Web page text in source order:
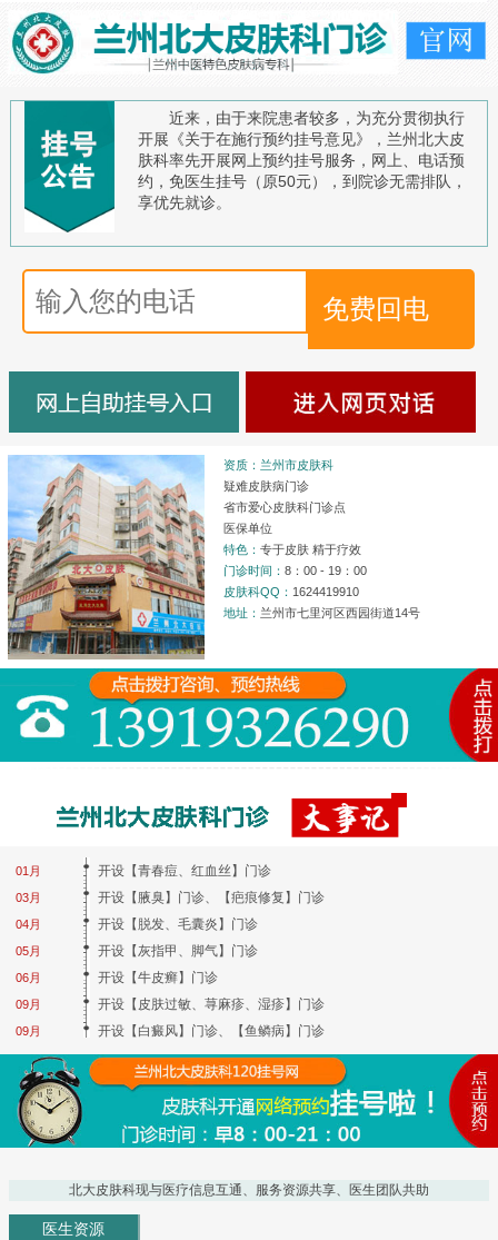
近来，由于来院患者较多，为充分贯彻执行
开展《关于在施行预约挂号意见》，兰州北大皮
肤科率先开展网上预约挂号服务，网上、电话预
约，免医生挂号（原50元），到院诊无需排队，
享优先就诊。
资质：兰州市皮肤科
疑难皮肤病门诊
省市爱心皮肤科门诊点
医保单位
特色：专于皮肤 精于疗效
门诊时间：8：00 - 19：00
皮肤科QQ： 1624419910
地址： 兰州市七里河区西园街道14号
01月
03月
04月
05月
06月
09月
09月
开设【青春痘、红血丝】门诊
开设【腋臭】门诊、【疤痕修复】门诊
开设【脱发、毛囊炎】门诊
开设【灰指甲、脚气】门诊
开设【牛皮癣】门诊
开设【皮肤过敏、荨麻疹、湿疹】门诊
开设【白癜风】门诊、【鱼鳞病】门诊
北大皮肤科现与医疗信息互通、服务资源共享、医生团队共助
医生资源